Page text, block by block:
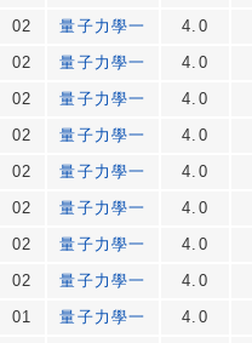
02 量子力學一
4.0
02 量子力學一
4.0
02 量子力學一
4.0
02 量子力學一
4.0
02 量子力學一
4.0
02 量子力學一
4.0
02 量子力學一
4.0
02 量子力學一
4.0
01 量子力學一
4.0